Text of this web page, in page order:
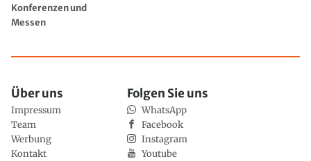
Konferenzen und
Messen
Über uns
Impressum
Team
Werbung
Kontakt
Folgen Sie uns
WhatsApp
Facebook
Instagram
Youtube